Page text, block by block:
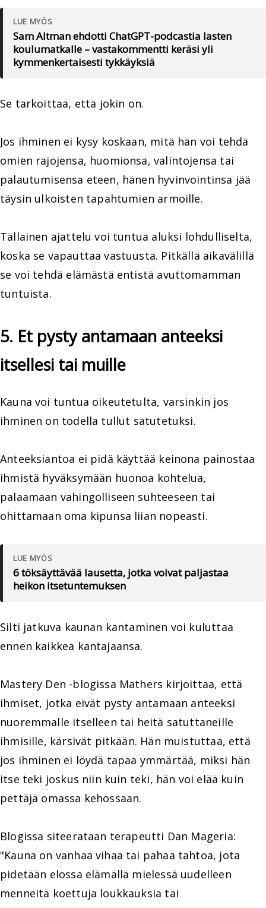
LUE MYÖS
Sam Altman ehdotti ChatGPT-podcastia lasten
koulumatkalle – vastakommentti keräsi yli
kymmenkertaisesti tykkäyksiä
Se tarkoittaa, että jokin on.
Jos ihminen ei kysy koskaan, mitä hän voi tehdä
omien rajojensa, huomionsa, valintojensa tai
palautumisensa eteen, hänen hyvinvointinsa jää
täysin ulkoisten tapahtumien armoille.
Tällainen ajattelu voi tuntua aluksi lohdulliselta,
koska se vapauttaa vastuusta. Pitkällä aikavälillä
se voi tehdä elämästä entistä avuttomamman
tuntuista.
5. Et pysty antamaan anteeksi
itsellesi tai muille
Kauna voi tuntua oikeutetulta, varsinkin jos
ihminen on todella tullut satutetuksi.
Anteeksiantoa ei pidä käyttää keinona painostaa
ihmistä hyväksymään huonoa kohtelua,
palaamaan vahingolliseen suhteeseen tai
ohittamaan oma kipunsa liian nopeasti.
LUE MYÖS
6 töksäyttävää lausetta, jotka voivat paljastaa
heikon itsetuntemuksen
Silti jatkuva kaunan kantaminen voi kuluttaa
ennen kaikkea kantajaansa.
Mastery Den -blogissa Mathers kirjoittaa, että
ihmiset, jotka eivät pysty antamaan anteeksi
nuoremmalle itselleen tai heitä satuttaneille
ihmisille, kärsivät pitkään. Hän muistuttaa, että
jos ihminen ei löydä tapaa ymmärtää, miksi hän
itse teki joskus niin kuin teki, hän voi elää kuin
pettäjä omassa kehossaan.
Blogissa siteerataan terapeutti Dan Mageria:
"Kauna on vanhaa vihaa tai pahaa tahtoa, jota
pidetään elossa elämällä mielessä uudelleen
menneitä koettuja loukkauksia tai